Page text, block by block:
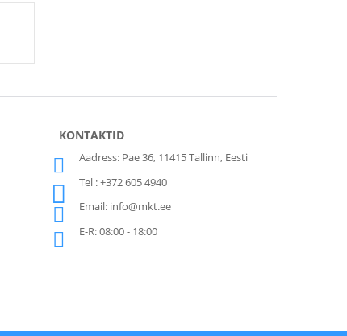
KONTAKTID
Aadress: Pae 36, 11415 Tallinn, Eesti
Tel : +372 605 4940
Email: info@mkt.ee
E-R: 08:00 - 18:00